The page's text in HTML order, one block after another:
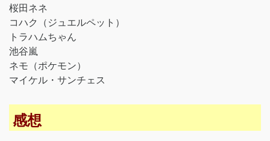
桜田ネネ
コハク（ジュエルペット）
トラハムちゃん
池谷嵐
ネモ（ポケモン）
マイケル・サンチェス
感想